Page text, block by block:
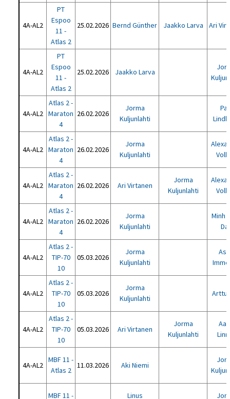
4A-AL2
PT
Espoo
11 -
Atlas 2
25.02.2026 Bernd Günther Jaakko Larva Ari
4A-AL2
PT
Espoo
11 -
Atlas 2
25.02.2026 Jaakko Larva
4A-AL2
Atlas 2 -
Maraton
4
26.02.2026
Jorma
Kuljunlahti
4A-AL2
Atlas 2 -
Maraton
4
26.02.2026
Jorma
Kuljunlahti
4A-AL2
Atlas 2 -
Maraton
4
26.02.2026 Ari Virtanen
Jorma
Kuljunlahti
4A-AL2
Atlas 2 -
Maraton
4
26.02.2026
Jorma
Kuljunlahti
Minh
4A-AL2
Atlas 2 -
TIP-70
10
05.03.2026
Jorma
Kuljunlahti
4A-AL2
Atlas 2 -
TIP-70
10
05.03.2026
Jorma
Kuljunlahti
Arttu
4A-AL2
Atlas 2 -
TIP-70
10
05.03.2026 Ari Virtanen
Jorma
Kuljunlahti
4A-AL2
MBF 11 -
Atlas 2
11.03.2026 Aki Niemi
MBF 11 - Linus